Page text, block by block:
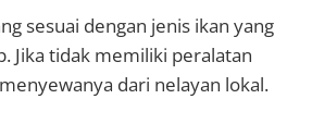
sesuai dengan jenis ikan yang
Jika tidak memiliki peralatan
dari nelayan lokal.